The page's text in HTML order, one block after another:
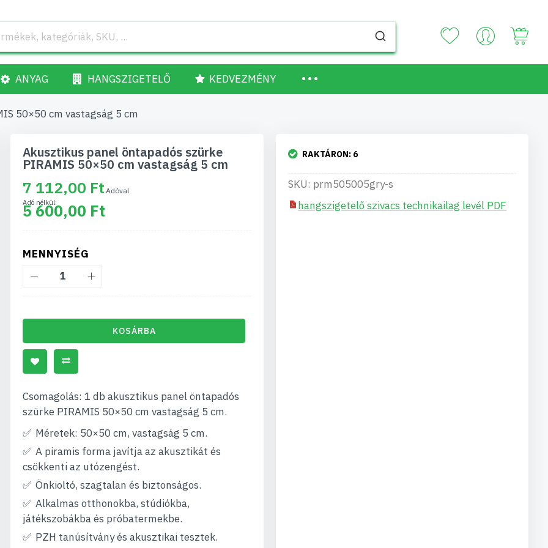
ANYAG HANGSZIGETELŐ KEDVEZMÉNY
50×50 cm vastagság 5 cm
Akusztikus panel öntapadós szürke
PIRAMIS 50×50 cm vastagság 5 cm
7 112,00 Ft
5 600,00 Ft
MENNYISÉG
KOSÁRBA
Csomagolás: 1 db akusztikus panel öntapadós
szürke PIRAMIS 50×50 cm vastagság 5 cm.
Méretek: 50×50 cm, vastagság 5 cm.
A piramis forma javítja az akusztikát és
csökkenti az utózengést.
Önkioltó, szagtalan és biztonságos.
Alkalmas otthonokba, stúdiókba,
játékszobákba és próbatermekbe.
PZH tanúsítvány és akusztikai tesztek.
RAKTÁRON: 6
SKU: prm505005gry-s
hangszigetelő szivacs technikailag levél PDF